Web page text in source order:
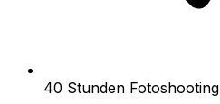
40 Stunden Fotoshooting